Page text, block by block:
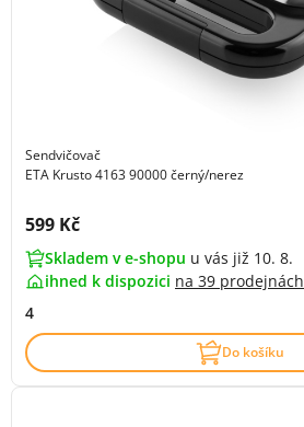
Sendvičovač
ETA Krusto 4163 90000 černý/nerez
Cena s DPH:
599 Kč
Skladem v e-shopu u vás již 10. 8.
ihned k dispozici na 39 prodejnách
4
Do košíku